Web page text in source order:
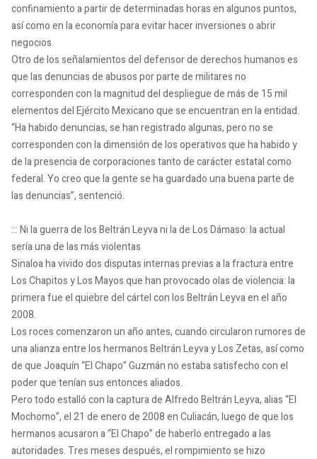
confinamiento a partir de determinadas horas en algunos puntos,
así como en la economía para evitar hacer inversiones o abrir
negocios.
Otro de los señalamientos del defensor de derechos humanos es
que las denuncias de abusos por parte de militares no
corresponden con la magnitud del despliegue de más de 15 mil
elementos del Ejército Mexicano que se encuentran en la entidad.
“Ha habido denuncias, se han registrado algunas, pero no se
corresponden con la dimensión de los operativos que ha habido y
de la presencia de corporaciones tanto de carácter estatal como
federal. Yo creo que la gente se ha guardado una buena parte de
las denuncias”, sentenció.
::: Ni la guerra de los Beltrán Leyva ni la de Los Dámaso: la actual
sería una de las más violentas
Sinaloa ha vivido dos disputas internas previas a la fractura entre
Los Chapitos y Los Mayos que han provocado olas de violencia: la
primera fue el quiebre del cártel con los Beltrán Leyva en el año
2008.
Los roces comenzaron un año antes, cuando circularon rumores de
una alianza entre los hermanos Beltrán Leyva y Los Zetas, así como
de que Joaquín “El Chapo” Guzmán no estaba satisfecho con el
poder que tenían sus entonces aliados.
Pero todo estalló con la captura de Alfredo Beltrán Leyva, alias “El
Mochomo”, el 21 de enero de 2008 en Culiacán, luego de que los
hermanos acusaron a “El Chapo” de haberlo entregado a las
autoridades. Tres meses después, el rompimiento se hizo